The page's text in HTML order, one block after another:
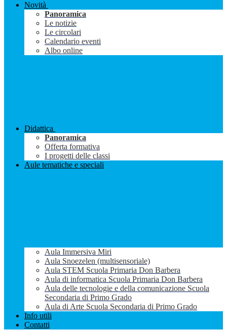
Novità
Panoramica
Le notizie
Le circolari
Calendario eventi
Albo online
Didattica
Panoramica
Offerta formativa
I progetti delle classi
Aule tematiche e speciali
Aula Immersiva Miri
Aula Snoezelen (multisensoriale)
Aula STEM Scuola Primaria Don Barbera
Aula di informatica Scuola Primaria Don Barbera
Aula delle tecnologie e della comunicazione Scuola
Secondaria di Primo Grado
Aula di Arte Scuola Secondaria di Primo Grado
Info utili
Contatti